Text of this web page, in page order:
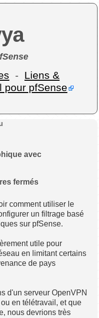
- Liens &
pour pfSense
avec
fermés
comment utiliser le
un filtrage basé
sur pfSense.
utile pour
en limitant certains
de pays
d'un serveur OpenVPN
en télétravail, et que
nous devrions très